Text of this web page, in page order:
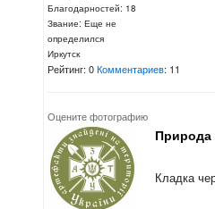
Благодарностей: 18
Звание: Еще не
определился
Иркутск
Рейтинг: 0Комментариев: 11
Оцените фотографию
Природа
Кладка